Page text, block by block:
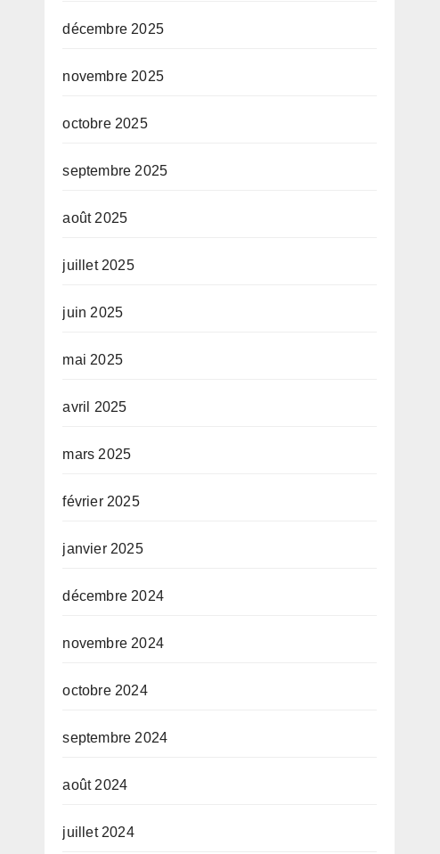
décembre 2025
novembre 2025
octobre 2025
septembre 2025
août 2025
juillet 2025
juin 2025
mai 2025
avril 2025
mars 2025
février 2025
janvier 2025
décembre 2024
novembre 2024
octobre 2024
septembre 2024
août 2024
juillet 2024